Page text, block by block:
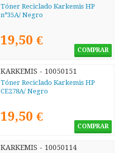
Tóner Reciclado Karkemis HP
nº35A/ Negro
19,50 €
COMPRAR
KARKEMIS - 10050151
Tóner Reciclado Karkemis HP
CE278A/ Negro
19,50 €
COMPRAR
KARKEMIS - 10050114